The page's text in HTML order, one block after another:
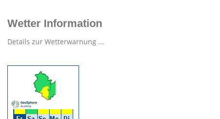
Wetter Information
Details zur Wetterwarnung ...